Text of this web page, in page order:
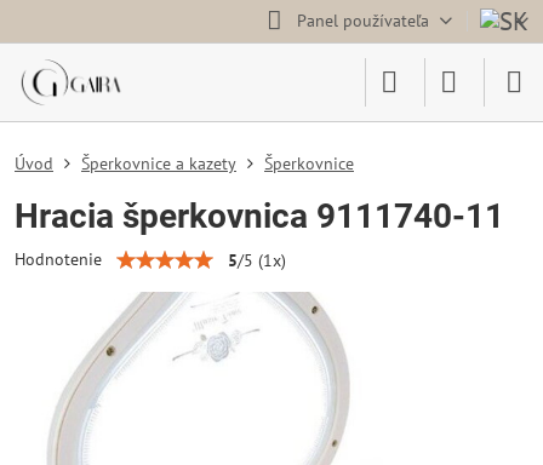
Panel používateľa
Úvod Šperkovnice a kazety Šperkovnice
Hracia šperkovnica 9111740-11
Hodnotenie 5/5 (1x)